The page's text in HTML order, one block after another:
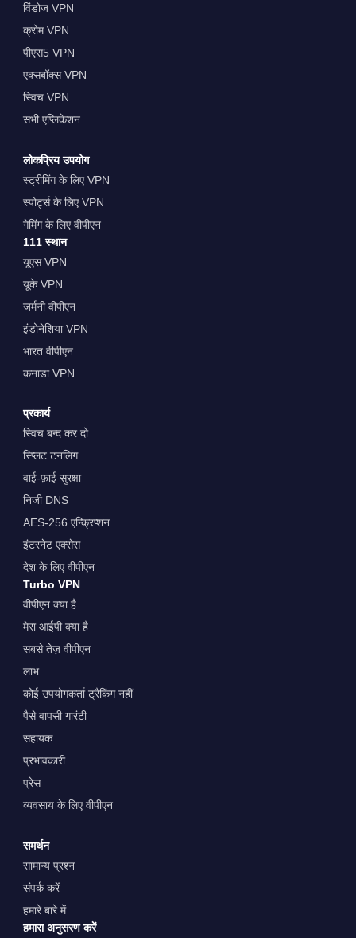
विंडोज VPN
क्रोम VPN
पीएस5 VPN
एक्सबॉक्स VPN
स्विच VPN
सभी एप्लिकेशन
लोकप्रिय उपयोग
स्ट्रीमिंग के लिए VPN
स्पोर्ट्स के लिए VPN
गेमिंग के लिए वीपीएन
111 स्थान
यूएस VPN
यूके VPN
जर्मनी वीपीएन
इंडोनेशिया VPN
भारत वीपीएन
कनाडा VPN
प्रकार्य
स्विच बन्द कर दो
स्प्लिट टनलिंग
वाई-फ़ाई सुरक्षा
निजी DNS
AES-256 एन्क्रिप्शन
इंटरनेट एक्सेस
देश के लिए वीपीएन
Turbo VPN
वीपीएन क्या है
मेरा आईपी क्या है
सबसे तेज़ वीपीएन
लाभ
कोई उपयोगकर्ता ट्रैकिंग नहीं
पैसे वापसी गारंटी
सहायक
प्रभावकारी
प्रेस
व्यवसाय के लिए वीपीएन
समर्थन
सामान्य प्रश्न
संपर्क करें
हमारे बारे में
हमारा अनुसरण करें